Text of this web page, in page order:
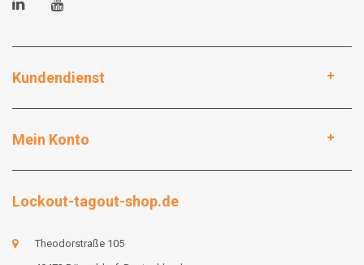
Kundendienst
Mein Konto
Lockout-tagout-shop.de
Theodorstraße 105